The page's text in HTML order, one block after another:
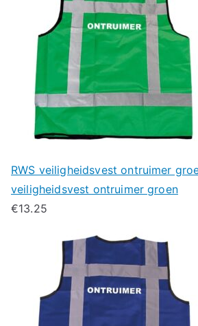
RWS veiligheidsvest ontruimer
veiligheidsvest ontruimer groen
€13.25